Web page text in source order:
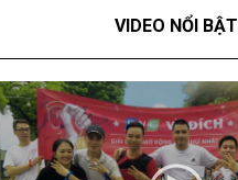
VIDEO NỔI BẬT